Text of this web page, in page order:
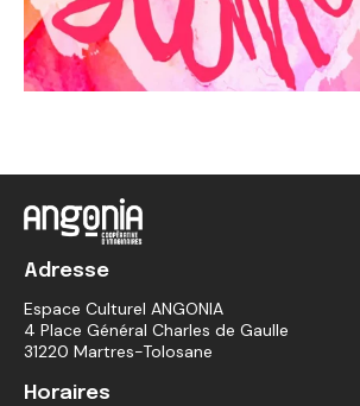
Adresse
Espace Culturel ANGONIA
4 Place Général Charles de Gaulle
31220 Martres-Tolosane
Horaires